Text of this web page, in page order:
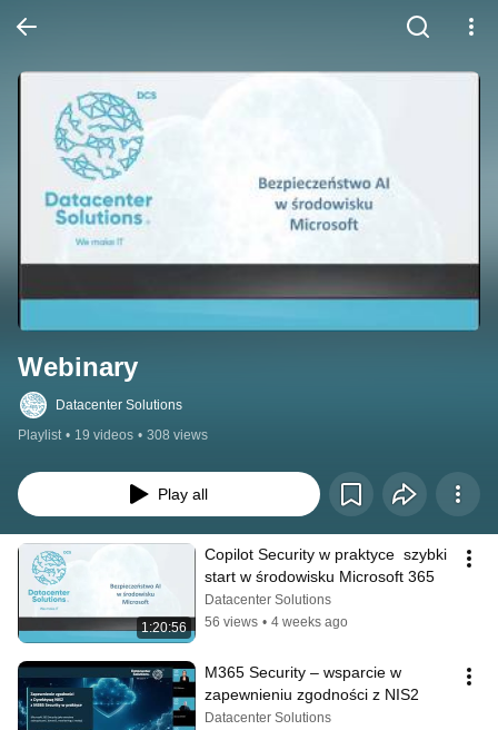
Webinary
Datacenter Solutions
Playlist • 19 videos • 308 views
Play all
1:20:56
Copilot Security w praktyce  szybki
start w środowisku Microsoft 365
Datacenter Solutions
56 views • 4 weeks ago
M365 Security – wsparcie w
zapewnieniu zgodności z NIS2
Datacenter Solutions